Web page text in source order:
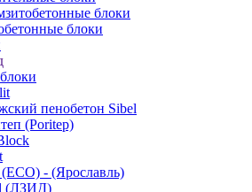
блоки
блоки
пенобетон Sibel
(Poritep)
- (Ярославль)
(ЛЗИД)